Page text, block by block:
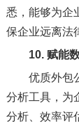
悉，能够为企
保企业远离法
10. 赋能
优质外包
分析工具，为
分析、效率评